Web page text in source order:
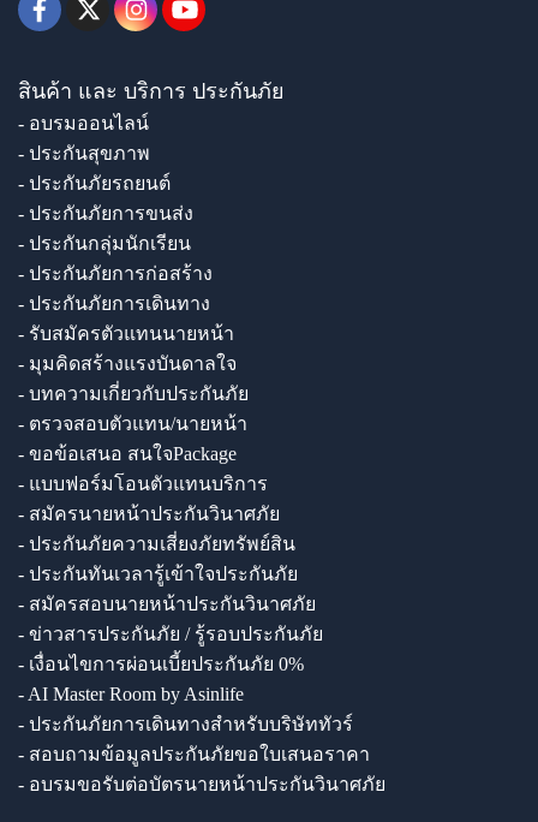
สินค้า และ บริการ ประกันภัย
- อบรมออนไลน์
- ประกันสุขภาพ
- ประกันภัยรถยนต์
- ประกันภัยการขนส่ง
- ประกันกลุ่มนักเรียน
- ประกันภัยการก่อสร้าง
- ประกันภัยการเดินทาง
- รับสมัครตัวแทนนายหน้า
- มุมคิดสร้างแรงบันดาลใจ
- บทความเกี่ยวกับประกันภัย
- ตรวจสอบตัวแทน/นายหน้า
- ขอข้อเสนอ สนใจPackage
- แบบฟอร์มโอนตัวแทนบริการ
- สมัครนายหน้าประกันวินาศภัย
- ประกันภัยความเสี่ยงภัยทรัพย์สิน
- ประกันทันเวลารู้เข้าใจประกันภัย
- สมัครสอบนายหน้าประกันวินาศภัย
- ข่าวสารประกันภัย / รู้รอบประกันภัย
- เงื่อนไขการผ่อนเบี้ยประกันภัย 0%
- AI Master Room by Asinlife
- ประกันภัยการเดินทางสำหรับบริษัททัวร์
- สอบถามข้อมูลประกันภัยขอใบเสนอราคา
- อบรมขอรับต่อบัตรนายหน้าประกันวินาศภัย